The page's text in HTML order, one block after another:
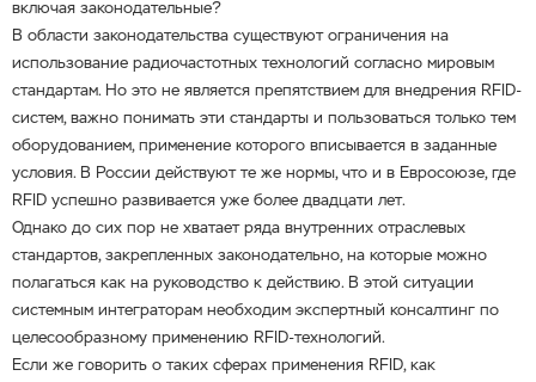
включая законодательные?
В области законодательства существуют ограничения на
использование радиочастотных технологий согласно мировым
стандартам. Но это не является препятствием для внедрения RFID-
систем, важно понимать эти стандарты и пользоваться только тем
оборудованием, применение которого вписывается в заданные
условия. В России действуют те же нормы, что и в Евросоюзе, где
RFID успешно развивается уже более двадцати лет.
Однако до сих пор не хватает ряда внутренних отраслевых
стандартов, закрепленных законодательно, на которые можно
полагаться как на руководство к действию. В этой ситуации
системным интеграторам необходим экспертный консалтинг по
целесообразному применению RFID-технологий.
Если же говорить о таких сферах применения RFID, как